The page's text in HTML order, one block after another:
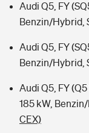
Audi Q5, FY
Benzin/Hybrid,
Audi Q5, FY
Benzin/Hybrid,
Audi Q5, FY
185 kW,
CEX)